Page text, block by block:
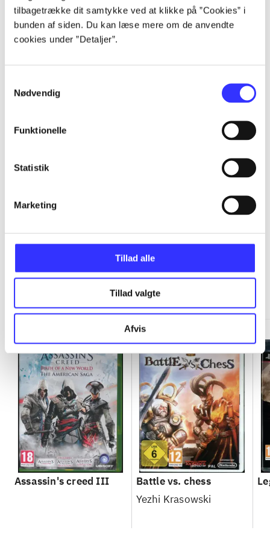
tilbagetrække dit samtykke ved at klikke på ”Cookies” i
bunden af siden. Du kan læse mere om de anvendte
cookies under ”Detaljer”.
Nødvendig
Funktionelle
Statistik
Marketing
Tillad alle
Tillad valgte
Afvis
Alle registrerede artikler fordelt på udgivelser
...
...
Assassin's creed III
Battle vs. chess
Yezhi Krasowski